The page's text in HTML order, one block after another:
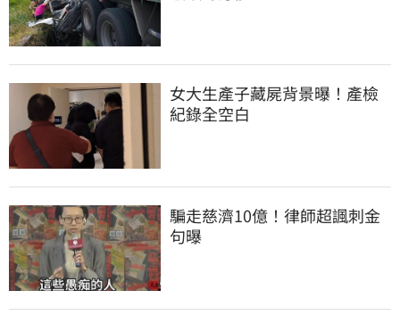
女大生產子藏屍背景曝！產檢
紀錄全空白
騙走慈濟10億！律師超諷刺金
句曝